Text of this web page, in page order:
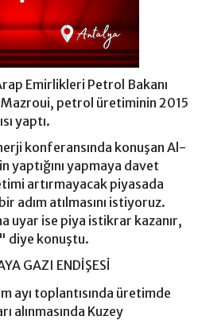
Emirlikleri Petrol Bakanı
petrol üretiminin 2015
yaptı.
konferansında konuşan Al-
yaptığını yapmaya davet
artırmayacak piyasada
adım atılmasını istiyoruz.
uyar ise piya istikrar kazanır,
diye konuştu.
GAZI ENDİŞESİ
ayı toplantısında üretimde
alınmasında Kuzey